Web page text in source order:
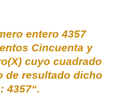
entero 4357
Cincuenta y
cuyo cuadrado
de resultado dicho
4357“.